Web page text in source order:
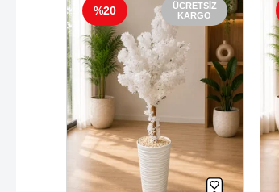
ÜCRETSIZ
KARGO
%20